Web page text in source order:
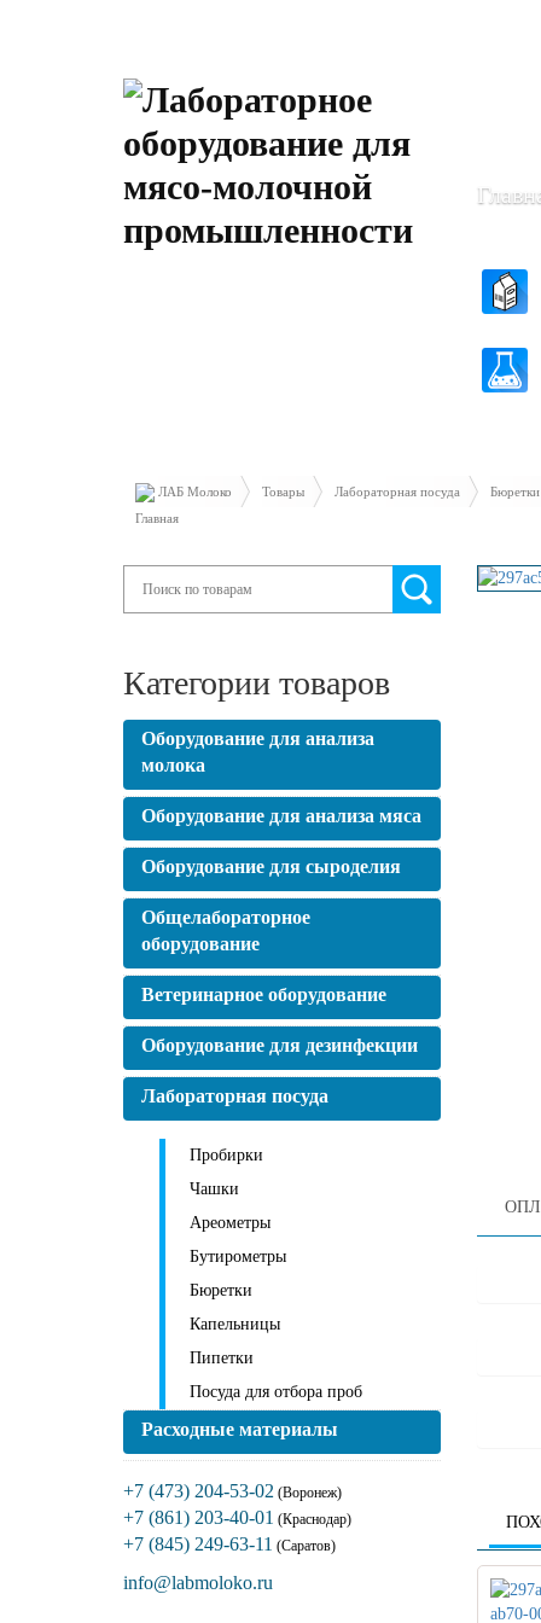
ЛАБ Молоко Товары Лабораторная посуда Бюретки
Категории товаров
Оборудование для анализа
молока
Оборудование для анализа мяса
Оборудование для сыроделия
Общелабораторное
оборудование
Ветеринарное оборудование
Оборудование для дезинфекции
Лабораторная посуда
Пробирки
Чашки
Ареометры
Бутирометры
Бюретки
Капельницы
Пипетки
Посуда для отбора проб
Расходные материалы
+7 (473) 204-53-02 (Воронеж)
+7 (861) 203-40-01 (Краснодар)
+7 (845) 249-63-11 (Саратов)
info@labmoloko.ru